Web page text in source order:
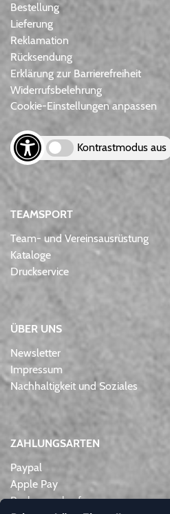
Bestellung
Lieferung
Reklamation
Rücksendung
Erklärung zur Barrierefreiheit
Widerrufsbelehrung
Cookie-Einstellungen anpassen
Kontrastmodus aus
TEAMSPORT
Team- und Vereinsausrüstung
Kataloge
Druckservice
ÜBER UNS
Newsletter
Impressum
Nachhaltigkeit und Soziales
ZAHLUNGSARTEN
Paypal
Apple Pay
Rechnungskauf